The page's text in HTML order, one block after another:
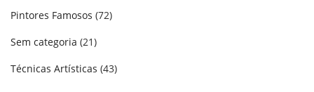
Pintores Famosos (72)
Sem categoria (21)
Técnicas Artísticas (43)